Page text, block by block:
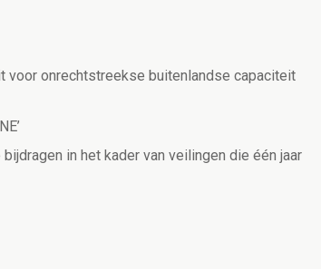
voor onrechtstreekse buitenlandse capaciteit
in het kader van veilingen die één jaar